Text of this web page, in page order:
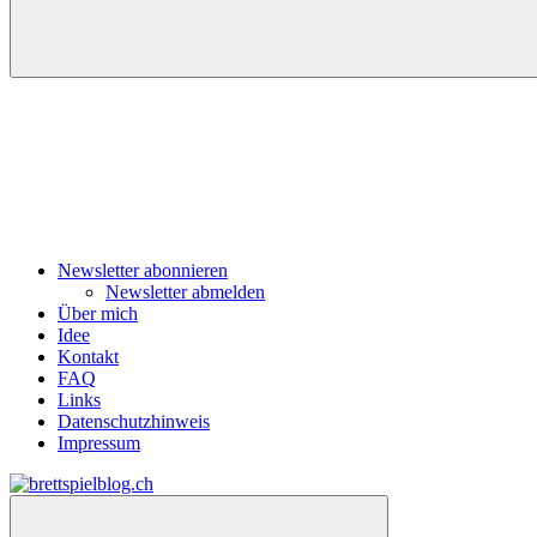
Navigation
Newsletter abonnieren
Newsletter abmelden
Über mich
Idee
Kontakt
FAQ
Links
Datenschutzhinweis
Impressum
Zum
Inhalt